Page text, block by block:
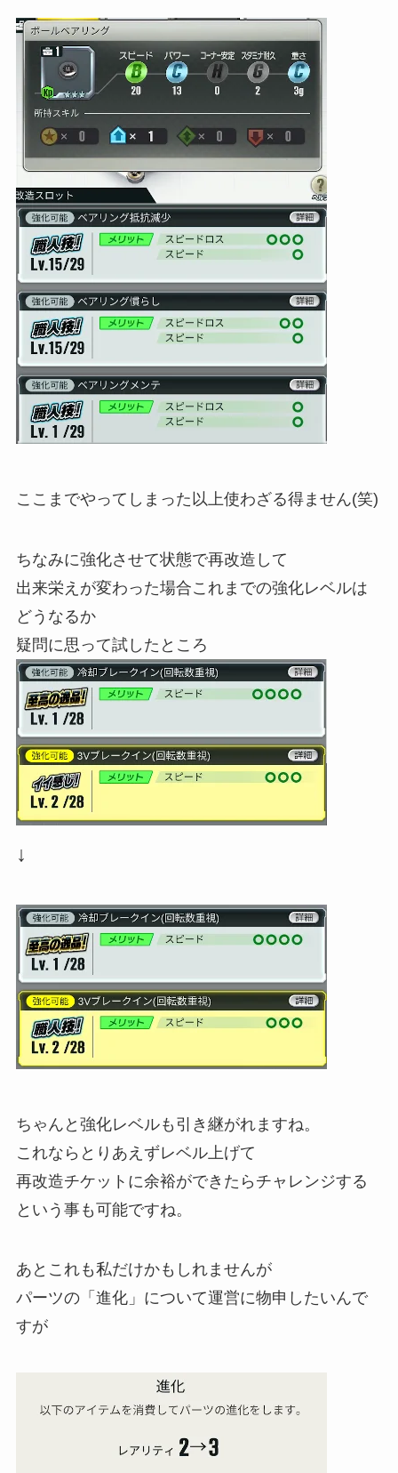
ここまでやってしまった以上使わざる得ません(笑)
ちなみに強化させて状態で再改造して
出来栄えが変わった場合これまでの強化レベルは
どうなるか
疑問に思って試したところ
↓
ちゃんと強化レベルも引き継がれますね。
これならとりあえずレベル上げて
再改造チケットに余裕ができたらチャレンジする
という事も可能ですね。
あとこれも私だけかもしれませんが
パーツの「進化」について運営に物申したいんで
すが